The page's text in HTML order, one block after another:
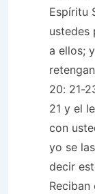
Espíritu
ustedes
a ellos;
20: 21-
21 y el
con
yo se
decir